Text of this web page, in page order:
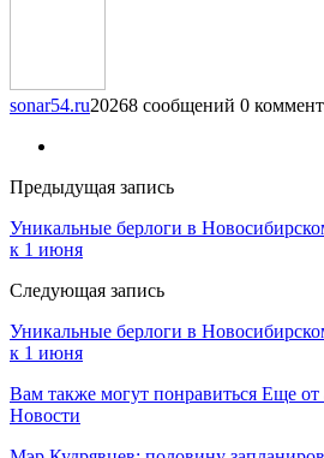
sonar54.ru20268 сообщений 0
Предыдущая запись
Уникальные берлоги в
к 1 июня
Следующая запись
Уникальные берлоги в
к 1 июня
Вам также могут понравиться Еще от
Новости